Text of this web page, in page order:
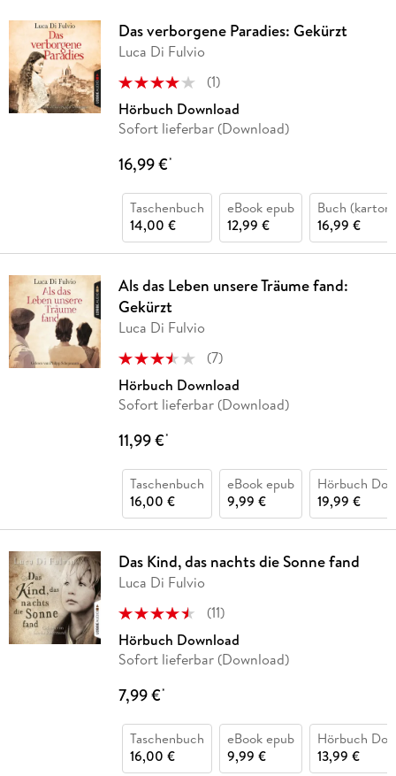
Das verborgene Paradies: Gekürzt
Luca Di Fulvio
(1)
Hörbuch Download
Sofort lieferbar (Download)
16,99 €*
Taschenbuch
14,00 €
eBook epub
12,99 €
Buch
16,99 €
Als das Leben unsere Träume fand:
Gekürzt
Luca Di Fulvio
(7)
Hörbuch Download
Sofort lieferbar (Download)
11,99 €*
Taschenbuch
16,00 €
eBook epub
9,99 €
Hörbuch
19,99 €
Das Kind, das nachts die Sonne fand
Luca Di Fulvio
(11)
Hörbuch Download
Sofort lieferbar (Download)
7,99 €*
Taschenbuch
16,00 €
eBook epub
9,99 €
Hörbuch
13,99 €